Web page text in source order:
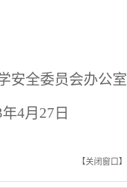
安全委员会办公室
4月27日
【关闭窗口 】